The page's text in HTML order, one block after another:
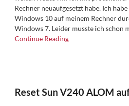
Rechner neuaufgesetzt habe. Ich
Windows 10 auf meinem Rechner
Windows 7. Leider musste ich schon
Continue Reading
Reset Sun V240 ALOM